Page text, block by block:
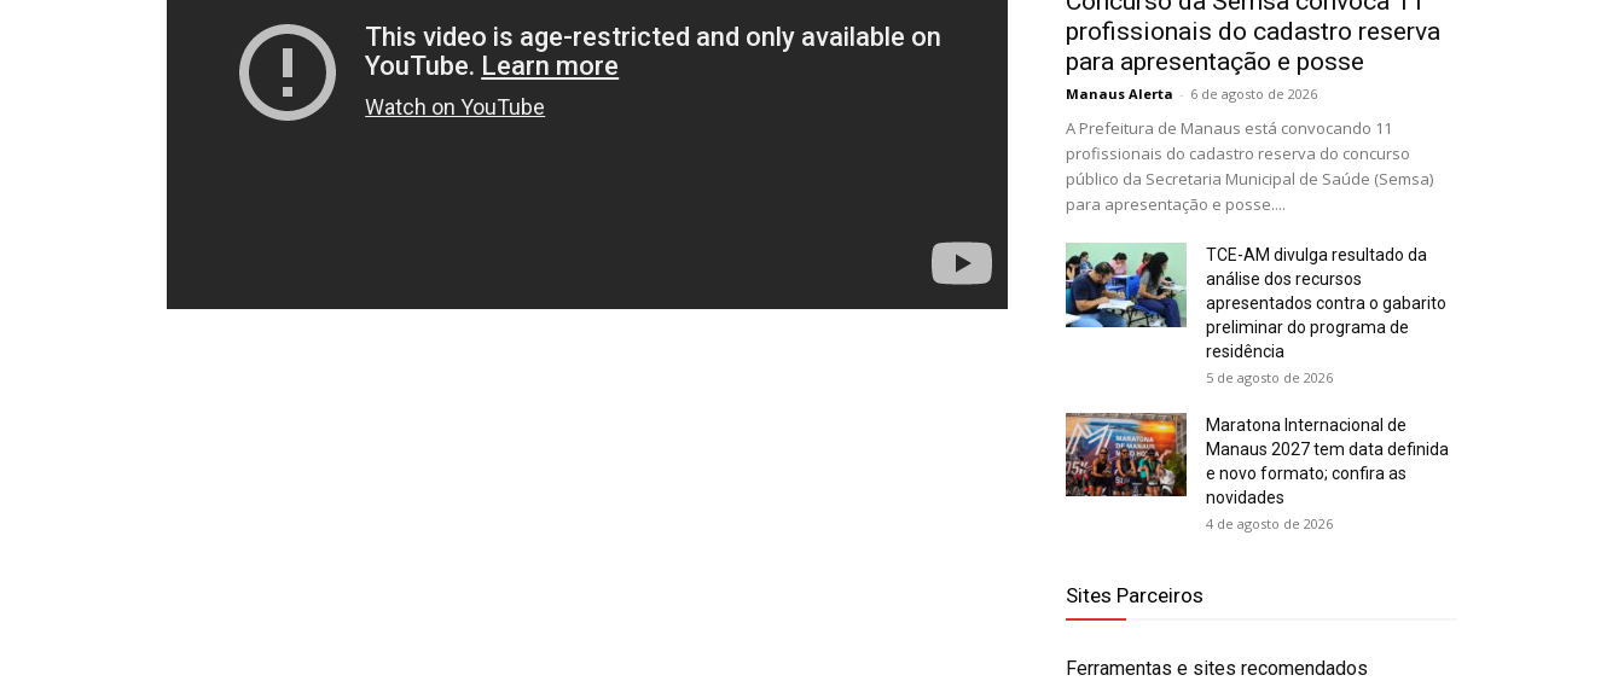
profissionais do cadastro reserva
para apresentação e posse
Manaus Alerta - 6 de agosto de 2026
A Prefeitura de Manaus está convocando 11
profissionais do cadastro reserva do concurso
público da Secretaria Municipal de Saúde (Semsa)
para apresentação e posse....
TCE-AM divulga resultado da
análise dos recursos
apresentados contra o gabarito
preliminar do programa de
residência
5 de agosto de 2026
Maratona Internacional de
Manaus 2027 tem data definida
e novo formato; confira as
novidades
4 de agosto de 2026
Sites Parceiros
Ferramentas e sites recomendados